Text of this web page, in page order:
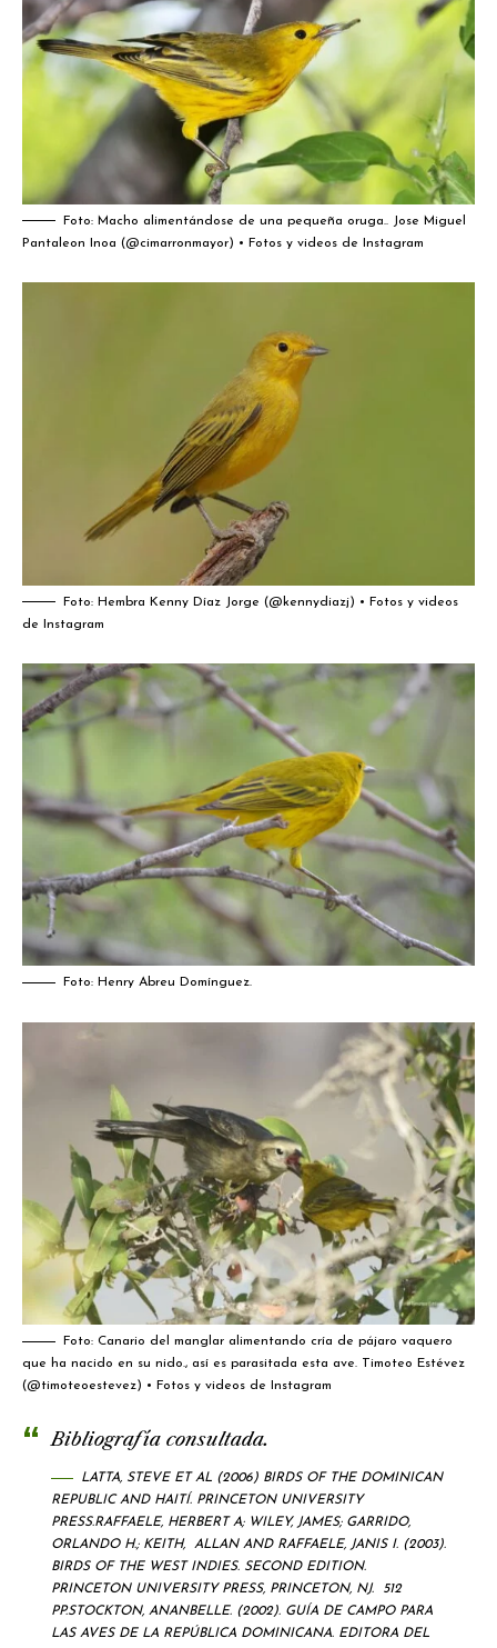
Foto: Macho alimentándose de una pequeña oruga.. Jose Miguel
Pantaleon Inoa (@cimarronmayor) • Fotos y videos de Instagram
Foto: Hembra Kenny Díaz Jorge (@kennydiazj) • Fotos y videos
de Instagram
Foto: Henry Abreu Domínguez.
Foto: Canario del manglar alimentando cría de pájaro vaquero
que ha nacido en su nido., así es parasitada esta ave. Timoteo Estévez
(@timoteoestevez) • Fotos y videos de Instagram
Bibliografía consultada.
LATTA, STEVE ET AL (2006) BIRDS OF THE DOMINICAN
REPUBLIC AND HAITÍ. PRINCETON UNIVERSITY
PRESS.RAFFAELE, HERBERT A; WILEY, JAMES; GARRIDO,
ORLANDO H.; KEITH, ALLAN AND RAFFAELE, JANIS I. (2003).
BIRDS OF THE WEST INDIES. SECOND EDITION.
PRINCETON UNIVERSITY PRESS, PRINCETON, NJ. 512
PP.STOCKTON, ANANBELLE. (2002). GUÍA DE CAMPO PARA
LAS AVES DE LA REPÚBLICA DOMINICANA. EDITORA DEL